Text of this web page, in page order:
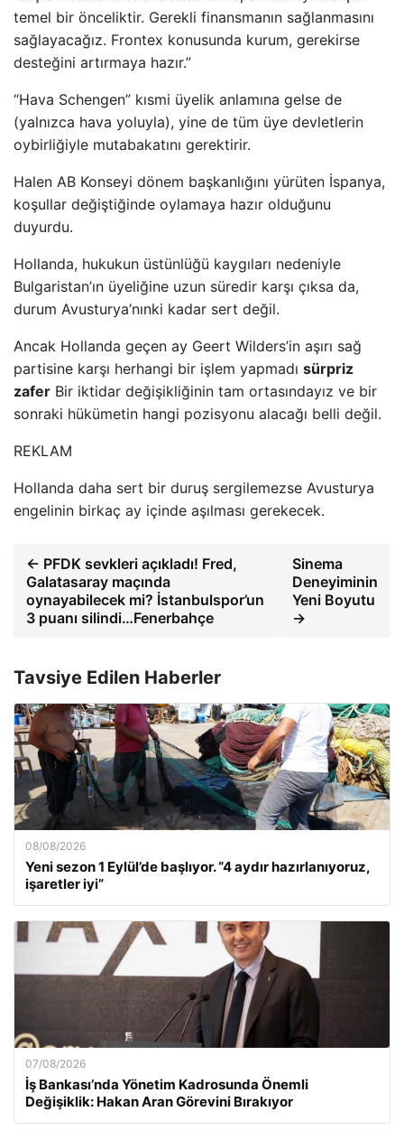
temel bir önceliktir. Gerekli finansmanın sağlanmasını
sağlayacağız. Frontex konusunda kurum, gerekirse
desteğini artırmaya hazır.”
“Hava Schengen” kısmi üyelik anlamına gelse de
(yalnızca hava yoluyla), yine de tüm üye devletlerin
oybirliğiyle mutabakatını gerektirir.
Halen AB Konseyi dönem başkanlığını yürüten İspanya,
koşullar değiştiğinde oylamaya hazır olduğunu
duyurdu.
Hollanda, hukukun üstünlüğü kaygıları nedeniyle
Bulgaristan’ın üyeliğine uzun süredir karşı çıksa da,
durum Avusturya’nınki kadar sert değil.
Ancak Hollanda geçen ay Geert Wilders’in aşırı sağ
partisine karşı herhangi bir işlem yapmadı sürpriz
zafer Bir iktidar değişikliğinin tam ortasındayız ve bir
sonraki hükümetin hangi pozisyonu alacağı belli değil.
REKLAM
Hollanda daha sert bir duruş sergilemezse Avusturya
engelinin birkaç ay içinde aşılması gerekecek.
← PFDK sevkleri açıkladı! Fred,
Galatasaray maçında
oynayabilecek mi? İstanbulspor’un
3 puanı silindi…Fenerbahçe
Sinema
Deneyiminin
Yeni Boyutu
→
Tavsiye Edilen Haberler
08/08/2026
Yeni sezon 1 Eylül’de başlıyor. “4 aydır hazırlanıyoruz,
işaretler iyi”
07/08/2026
İş Bankası’nda Yönetim Kadrosunda Önemli
Değişiklik: Hakan Aran Görevini Bırakıyor